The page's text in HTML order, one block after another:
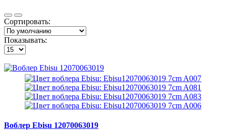
Сортировать:
Показывать:
Воблер Ebisu 12070063019